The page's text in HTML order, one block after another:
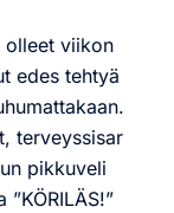
olleet viikon
edes tehtyä
terveyssisar
pikkuveli